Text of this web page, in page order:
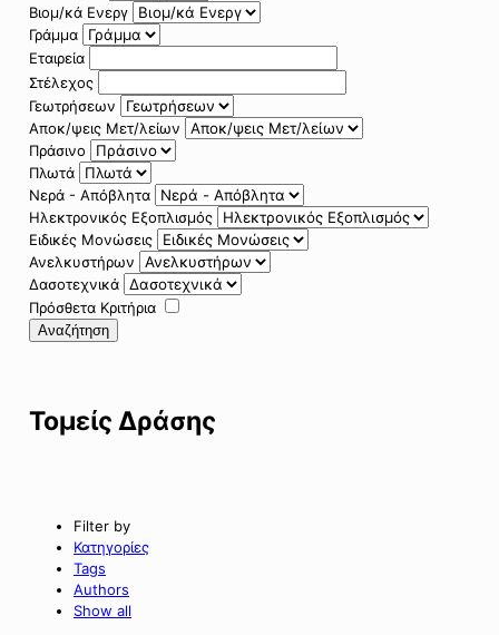
Βιομ/κά Ενεργ
Γράμμα
Εταιρεία
Στέλεχος
Γεωτρήσεων
Αποκ/ψεις Μετ/λείων
Πράσινο
Πλωτά
Νερά - Απόβλητα
Ηλεκτρονικός Εξοπλισμός
Ειδικές Μονώσεις
Ανελκυστήρων
Δασοτεχνικά
Πρόσθετα Κριτήρια
Αναζήτηση
Τομείς Δράσης
Filter by
Κατηγορίες
Tags
Authors
Show all